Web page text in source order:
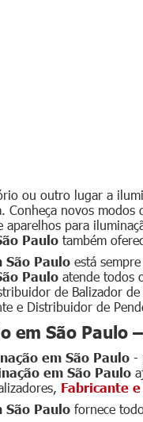
ou outro lugar a
Conheça novos
aparelhos para
Paulo também
Paulo está
Paulo atende todos
de Balizador de
e Distribuidor de
em São Paulo
em São Paulo -
em São Paulo
Fabricante
Paulo fornece